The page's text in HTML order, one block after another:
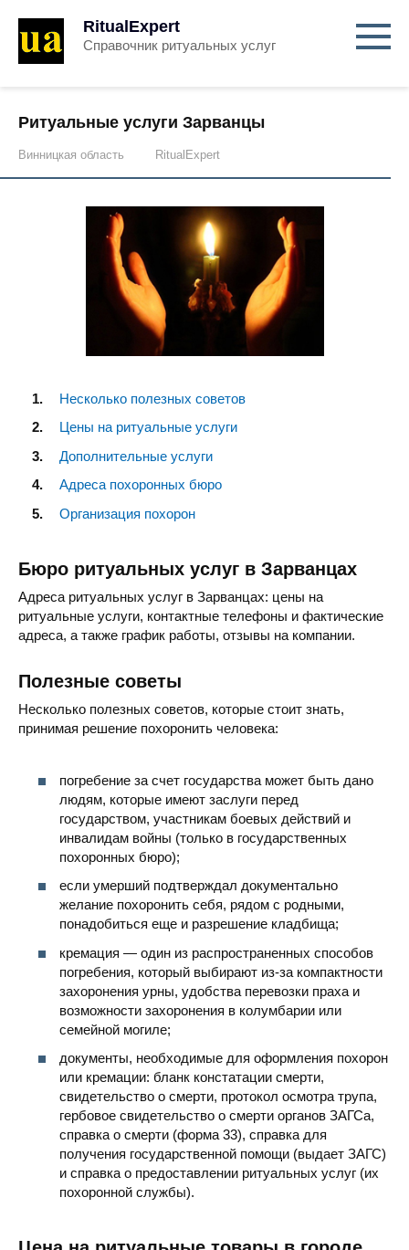
RitualExpert
Справочник ритуальных услуг
Ритуальные услуги Зарванцы
Винницкая область RitualExpert
Несколько полезных советов
Цены на ритуальные услуги
Дополнительные услуги
Адреса похоронных бюро
Организация похорон
Бюро ритуальных услуг в Зарванцах
Адреса ритуальных услуг в Зарванцах: цены на
ритуальные услуги, контактные телефоны и фактические
адреса, а также график работы, отзывы на компании.
Полезные советы
Несколько полезных советов, которые стоит знать,
принимая решение похоронить человека:
погребение за счет государства может быть дано
людям, которые имеют заслуги перед
государством, участникам боевых действий и
инвалидам войны (только в государственных
похоронных бюро);
если умерший подтверждал документально
желание похоронить себя, рядом с родными,
понадобиться еще и разрешение кладбища;
кремация — один из распространенных способов
погребения, который выбирают из-за компактности
захоронения урны, удобства перевозки праха и
возможности захоронения в колумбарии или
семейной могиле;
документы, необходимые для оформления похорон
или кремации: бланк констатации смерти,
свидетельство о смерти, протокол осмотра трупа,
гербовое свидетельство о смерти органов ЗАГСа,
справка о смерти (форма 33), справка для
получения государственной помощи (выдает ЗАГС)
и справка о предоставлении ритуальных услуг (их
похоронной службы).